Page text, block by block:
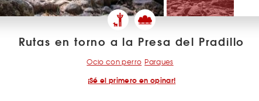
Rutas en torno a la Presa del Pradillo
Ocio con perro Parques
¡Sé el primero en opinar!